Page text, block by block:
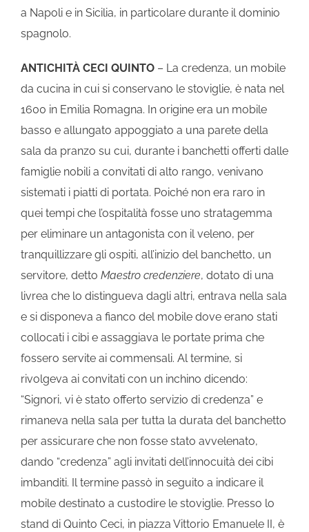
a Napoli e in Sicilia, in particolare durante il dominio
spagnolo.
ANTICHITÀ CECI QUINTO– La credenza, un mobile
da cucina in cui si conservano le stoviglie, è nata nel
1600 in Emilia Romagna. In origine era un mobile
basso e allungato appoggiato a una parete della
sala da pranzo su cui, durante i banchetti offerti dalle
famiglie nobili a convitati di alto rango, venivano
sistemati i piatti di portata. Poiché non era raro in
quei tempi che l’ospitalità fosse uno stratagemma
per eliminare un antagonista con il veleno, per
tranquillizzare gli ospiti, all’inizio del banchetto, un
servitore, detto Maestro credenziere, dotato di una
livrea che lo distingueva dagli altri, entrava nella sala
e si disponeva a fianco del mobile dove erano stati
collocati i cibi e assaggiava le portate prima che
fossero servite ai commensali. Al termine, si
rivolgeva ai convitati con un inchino dicendo:
“Signori, vi è stato offerto servizio di credenza” e
rimaneva nella sala per tutta la durata del banchetto
per assicurare che non fosse stato avvelenato,
dando “credenza” agli invitati dell’innocuità dei cibi
imbanditi. Il termine passò in seguito a indicare il
mobile destinato a custodire le stoviglie. Presso lo
stand di Quinto Ceci, in piazza Vittorio Emanuele II, è